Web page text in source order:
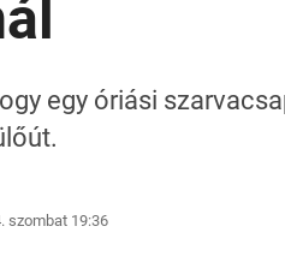
egy óriási
szombat 19:36